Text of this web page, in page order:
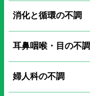
消化と循環の不調
耳鼻咽喉・目の不調
婦人科の不調